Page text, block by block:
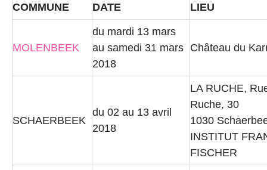
COMMUNE
DATE LIEU
MOLENBEEK
du mardi 13 mars
au samedi 31 mars
2018
Château du
SCHAERBEEK
du 02 au 13 avril
2018
LA RUCHE,
Ruche, 30
1030
INSTITUT
FISCHER